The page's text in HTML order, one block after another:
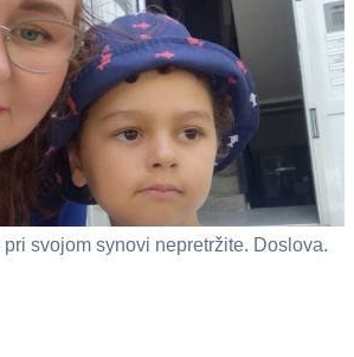
svojom synovi nepretržite. Doslova.